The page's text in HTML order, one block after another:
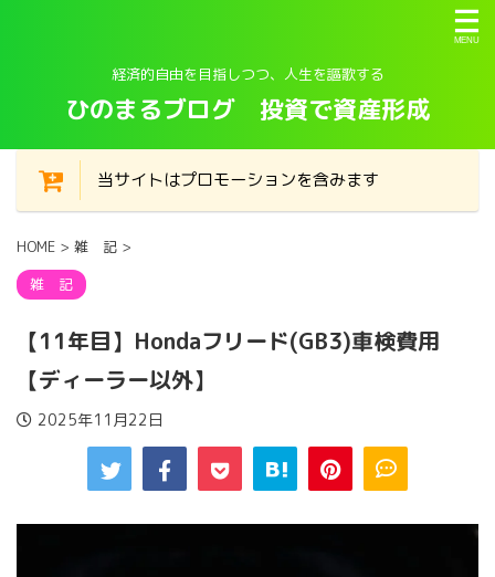
経済的自由を目指しつつ、人生を謳歌する
ひのまるブログ 投資で資産形成
当サイトはプロモーションを含みます
HOME > 雑 記 >
雑 記
【11年目】Hondaフリード(GB3)車検費用
【ディーラー以外】
2025年11月22日